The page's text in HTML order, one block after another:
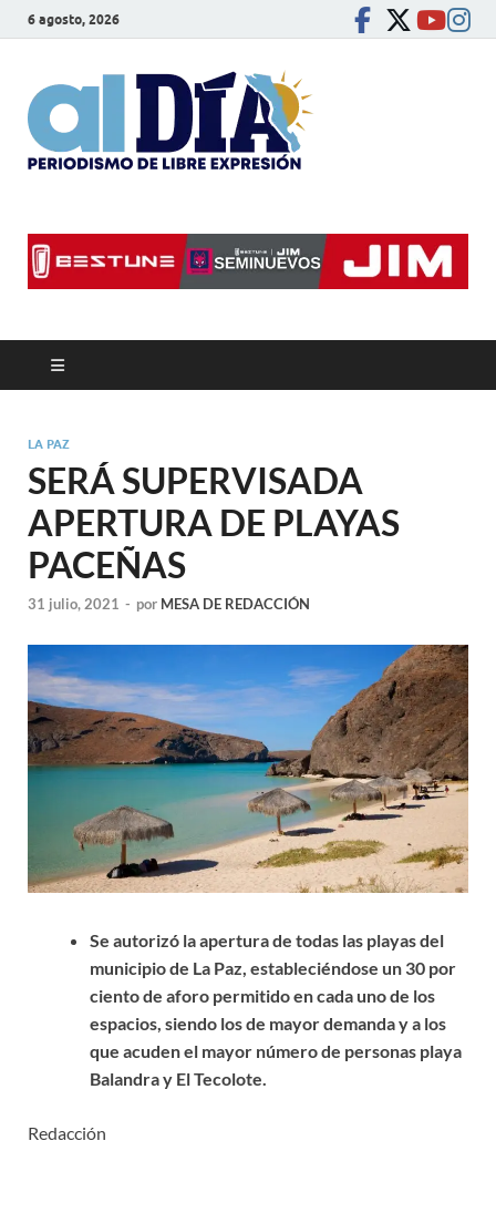
6 agosto, 2026
LA PAZ
SERÁ SUPERVISADA
APERTURA DE PLAYAS
PACEÑAS
31 julio, 2021 - por MESA DE REDACCIÓN
Se autorizó la apertura de todas las playas del
municipio de La Paz, estableciéndose un 30 por
ciento de aforo permitido en cada uno de los
espacios, siendo los de mayor demanda y a los
que acuden el mayor número de personas playa
Balandra y El Tecolote.
Redacción